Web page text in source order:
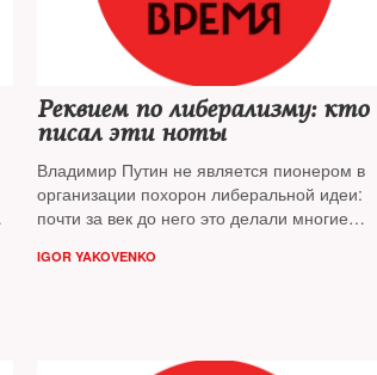
Реквием по либерализму: кто
писал эти ноты
Владимир Путин не является пионером в
организации похорон либеральной идеи:
почти за век до него это делали многие
до Сталина. Но их идеи и режимы умерли
IGOR YAKOVENKO